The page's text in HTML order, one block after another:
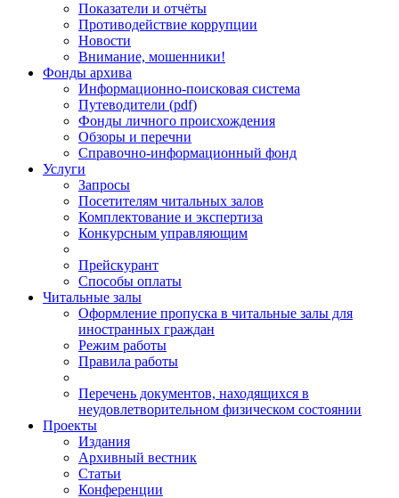
Показатели и отчёты
Противодействие коррупции
Новости
Внимание, мошенники!
Фонды архива
Информационно-поисковая система
Путеводители (pdf)
Фонды личного происхождения
Обзоры и перечни
Справочно-информационный фонд
Услуги
Запросы
Посетителям читальных залов
Комплектование и экспертиза
Конкурсным управляющим
Прейскурант
Способы оплаты
Читальные залы
Оформление пропуска в читальные залы для
иностранных граждан
Режим работы
Правила работы
Перечень документов, находящихся в
неудовлетворительном физическом состоянии
Проекты
Издания
Архивный вестник
Статьи
Конференции